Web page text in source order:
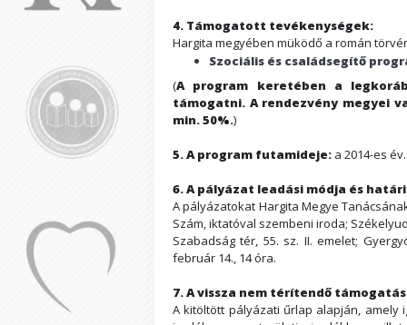
4. Támogatott tevékenységek:
Hargita megyében müködő a román
Szociális és családsegítő
(A program keretében a
támogatni. A rendezvény megyei
min. 50%.)
5. A program futamideje: a 2014-es év.
6. A pályázat leadási módja és
A pályázatokat Hargita Megye
Szám, iktatóval szembeni iroda;
Szabadság tér, 55. sz. II. emelet;
február 14., 14 óra.
7. A vissza nem térítendő
A kitöltött pályázati űrlap alapján, amely